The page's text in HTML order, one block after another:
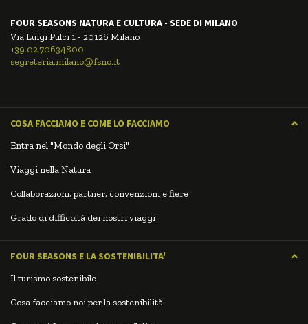
FOUR SEASONS NATURA E CULTURA - SEDE DI MILANO
Via Luigi Pulci 1 - 20126 Milano
+39.02.70634800
segreteria.milano@fsnc.it
COSA FACCIAMO E COME LO FACCIAMO
Entra nel "Mondo degli Orsi"
Viaggi nella Natura
Collaborazioni, partner, convenzioni e fiere
Grado di difficoltà dei nostri viaggi
FOUR SEASONS E LA SOSTENIBILITA'
Il turismo sostenibile
Cosa facciamo noi per la sostenibilità